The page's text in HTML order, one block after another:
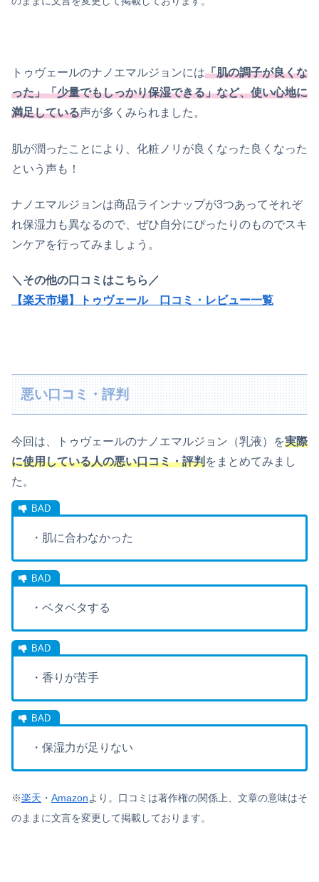
トゥヴェールのナノエマルジョンには「肌の調子が良くな
った」「少量でもしっかり保湿できる」など、使い心地に
満足している声が多くみられました。
肌が潤ったことにより、化粧ノリが良くなった良くなった
という声も！
ナノエマルジョンは商品ラインナップが3つあってそれぞ
れ保湿力も異なるので、ぜひ自分にぴったりのものでスキ
ンケアを行ってみましょう。
＼その他の口コミはこちら／
【楽天市場】トゥヴェール 口コミ・レビュー一覧
悪い口コミ・評判
今回は、トゥヴェールのナノエマルジョン（乳液）を実際
に使用している人の悪い口コミ・評判をまとめてみまし
た。
・肌に合わなかった
・ベタベタする
・香りが苦手
・保湿力が足りない
※楽天 ・ Amazonより。 口コミは著作権の関係上、文章の意味はそ
のままに文言を変更して掲載しております。